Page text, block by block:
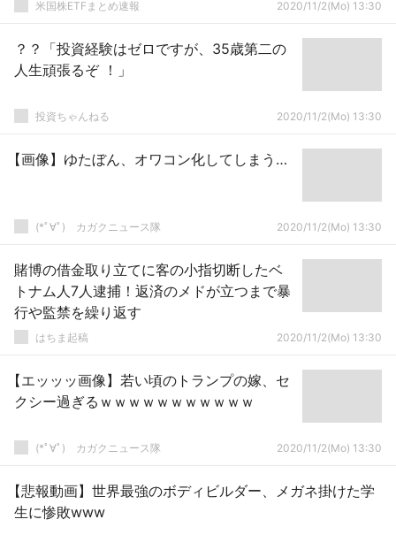
米国株ETFまとめ速報 2020/11/2(Mo) 13:30
？？「投資経験はゼロですが、35歳第二の
人生頑張るぞ ！」
投資ちゃんねる 2020/11/2(Mo) 13:30
【画像】ゆたぼん、オワコン化してしまう…
(*ﾟ∀ﾟ)ゞカガクニュース隊 2020/11/2(Mo) 13:30
賭博の借金取り立てに客の小指切断したベ
トナム人7人逮捕！返済のメドが立つまで暴
行や監禁を繰り返す
はちま起稿 2020/11/2(Mo) 13:30
【エッッッ画像】若い頃のトランプの嫁、セ
クシー過ぎるｗｗｗｗｗｗｗｗｗｗｗ
(*ﾟ∀ﾟ)ゞカガクニュース隊 2020/11/2(Mo) 13:30
【悲報動画】世界最強のボディビルダー、メガネ掛けた学
生に惨敗www